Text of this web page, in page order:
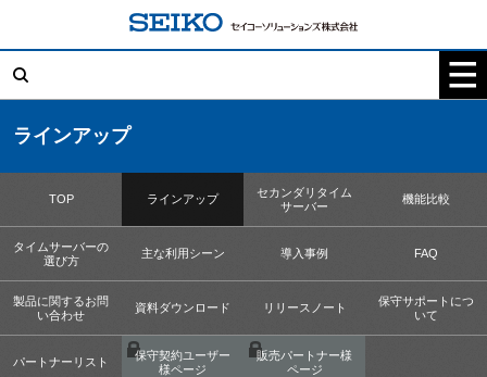
索:
ラインアップ
TOP ラインアップ
セカンダリタイム
サーバー
機能比較
タイムサーバーの
選び方
主な利用シーン 導入事例 FAQ
製品に関するお問
い合わせ
資料ダウンロード リリースノート
保守サポートにつ
いて
パートナーリスト
保守契約ユーザー
様ページ
販売パートナー様
ページ